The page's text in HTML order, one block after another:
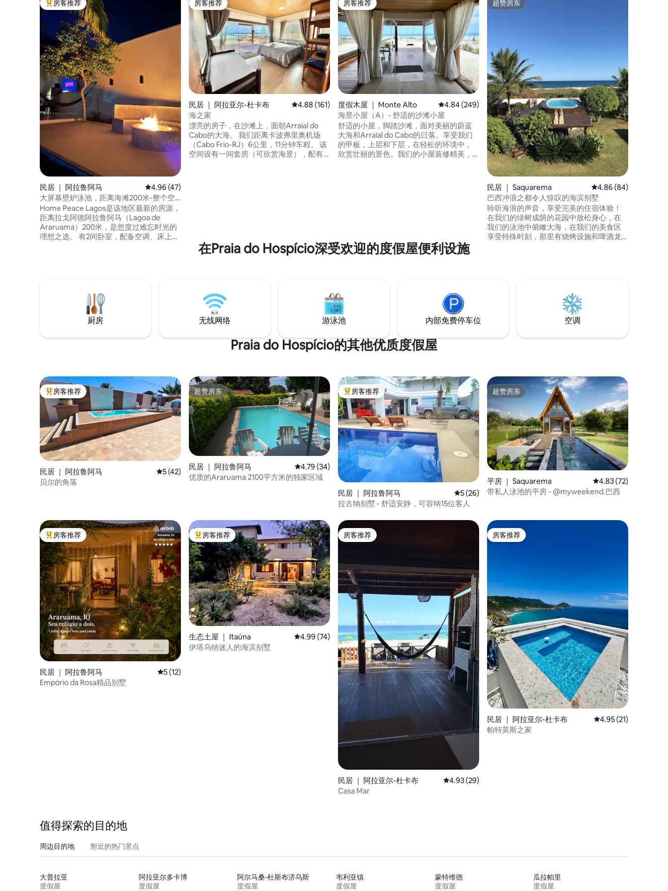
热门「房客推荐」
房客推荐
民居 ｜ 阿拉鲁阿马 平均评分 4.96 分（满分 5 分），共 47 条评价
4.96 (47)
大屏幕壁炉泳池，距离海滩200米-整个空
间
Home Peace Lagos是该地区最新的房源，
距离拉戈阿德阿拉鲁阿马（Lagoa de
Araruama）200米，是您度过难忘时光的
理想之选。 有2间卧室，配备空调、床上用
合情侣、家庭和宠物享受大自然。
房客推荐
房客推荐
民居 ｜ 阿拉亚尔-杜卡布 平均评分 4.88 分（满分 5 分），共 161 条评价
4.88 (161)
海之家
漂亮的房子，在沙滩上，面朝Arraial do
Cabo的大海。 我们距离卡波弗里奥机场
（Cabo Frio-RJ）6公里，11分钟车程。 该
空间设有一间套房（可欣赏海景），配有
房客推荐
房客推荐
度假木屋 ｜ Monte Alto 平均评分 4.84 分（满分 5 分），共 249 条评价
4.84 (249)
海景小屋（A）- 舒适的沙滩小屋
舒适的小屋，脚踏沙滩，面对美丽的蔚蓝
大海和Arraial do Cabo的日落。享受我们
的甲板，上层和下层，在轻松的环境中，
欣赏壮丽的景色。我们的小屋装修精美，
超赞房东
超赞房东
民居 ｜ Saquarema 平均评分 4.86 分（满
4.86 (84)
巴西冲浪之都令人惊叹的海滨别墅
聆听海浪的声音，享受完美的住宿体验！
在我们的绿树成荫的花园中放松身心，在
我们的泳池中俯瞰大海，在我们的美食区
享受特殊时刻，那里有烧烤设施和啤酒龙
家庭办公室，配备420 mz互联网。
在Praia do Hospício深受欢迎的度假屋便利设施
厨房 无线网络 游泳池 内部免费停车位 空调
Praia do Hospício的其他优质度假屋
热门「房客推荐」
房客推荐
民居 ｜ 阿拉鲁阿马 平均评分 5 分（满分 5 分），共 42 条评价
5 (42)
贝尔的角落
超赞房东
超赞房东
民居 ｜ 阿拉鲁阿马 平均评分 4.79 分（满分 5 分），共 34 条评价
4.79 (34)
优质的Araruama 2100平方米的独家区域
热门「房客推荐」
房客推荐
民居 ｜ 阿拉鲁阿马 平均评分 5 分（满分 5 分），共 26 条评价
5 (26)
拉古纳别墅 - 舒适安静，可容纳15位客人
超赞房东
超赞房东
平房 ｜ Saquarema 平均评分 4.83 分（满
4.83 (72)
带私人泳池的平房 - @myweekend.巴西
热门「房客推荐」
房客推荐
民居 ｜ 阿拉鲁阿马 平均评分 5 分（满分 5 分），共 12 条评价
5 (12)
Empório da Rosa精品别墅
热门「房客推荐」
房客推荐
生态土屋 ｜ Itaúna 平均评分 4.99 分（满分 5 分），共 74 条评价
4.99 (74)
伊塔乌纳迷人的海滨别墅
房客推荐
房客推荐
民居 ｜ 阿拉亚尔-杜卡布 平均评分 4.93 分（满分 5 分），共 29 条评价
4.93 (29)
Casa Mar
房客推荐
房客推荐
民居 ｜ 阿拉亚尔-杜卡布 平均评分 4.95 分（满
4.95 (21)
帕特莫斯之家
值得探索的目的地
周边目的地 附近的热门景点
大普拉亚
度假屋
阿拉亚尔多卡博
度假屋
阿尔马桑-杜斯布济乌斯
度假屋
韦利亚镇
度假屋
蒙特维德
度假屋
瓜拉帕里
度假屋